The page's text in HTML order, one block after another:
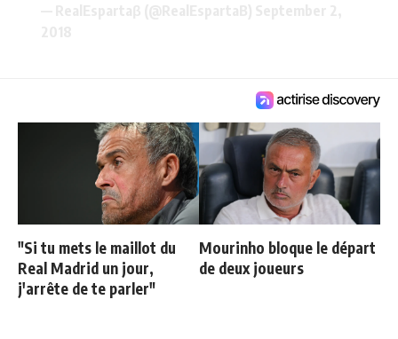
"Si tu mets le maillot du
Real Madrid un jour,
j'arrête de te parler"
Mourinho bloque le départ
de deux joueurs